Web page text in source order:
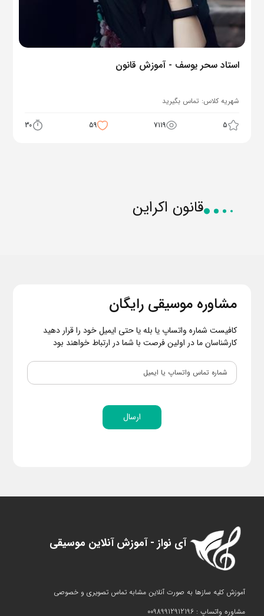
استاد سحر یوسف - آموزش قانون
شهریه کلاس: تماس بگیرید
5
7119
59
30
قانون اکراین
مشاوره موسیقی رایگان
کافیست شماره واتساپ یا بله یا حتی ایمیل خود را قرار دهید
کارشناسان ما در اولین فرصت با شما در ارتباط خواهند بود
ارسال
آی نواز - آموزش آنلاین موسیقی
آموزش کلیه سازها به صورت آنلاین مشابه تماس تصویری و خصوصی
مشاوره واتساپ : 00989912912196